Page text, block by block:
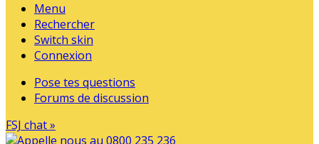
Menu
Rechercher
Switch skin
Connexion
Pose tes questions
Forums de discussion
FSJ chat »